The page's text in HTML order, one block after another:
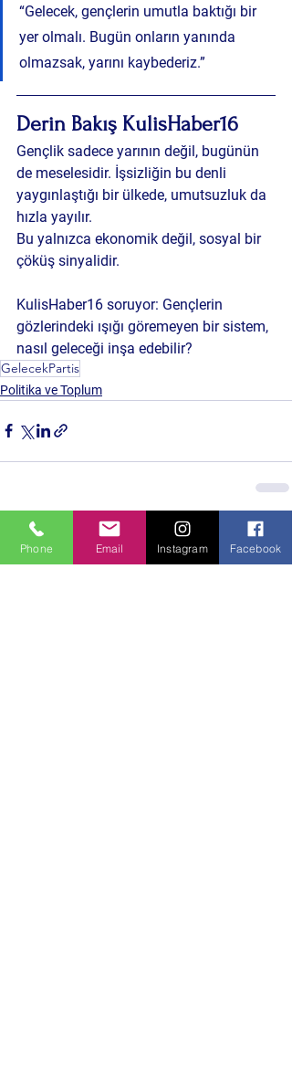
“Gelecek, gençlerin umutla baktığı bir
yer olmalı. Bugün onların yanında
olmazsak, yarını kaybederiz.”
Derin Bakış KulisHaber16
Gençlik sadece yarının değil, bugünün
de meselesidir. İşsizliğin bu denli
yaygınlaştığı bir ülkede, umutsuzluk da
hızla yayılır.
Bu yalnızca ekonomik değil, sosyal bir
çöküş sinyalidir.
KulisHaber16 soruyor: Gençlerin
gözlerindeki ışığı göremeyen bir sistem,
nasıl geleceği inşa edebilir?
GelecekPartis
Politika ve Toplum
Son Yazılar Hepsini Gör
Phone Email Instagram Facebook